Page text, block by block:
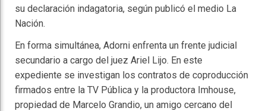
su declaración indagatoria, según publicó el medio La
Nación.
En forma simultánea, Adorni enfrenta un frente judicial
secundario a cargo del juez Ariel Lijo. En este
expediente se investigan los contratos de coproducción
firmados entre la TV Pública y la productora Imhouse,
propiedad de Marcelo Grandio, un amigo cercano del